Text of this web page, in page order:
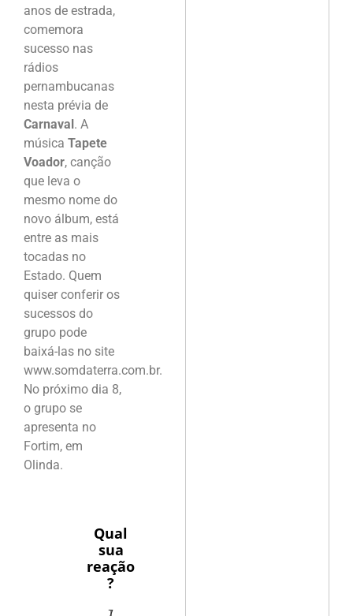
anos de estrada,
comemora
sucesso nas
rádios
pernambucanas
nesta prévia de
Carnaval. A
música Tapete
Voador, canção
que leva o
mesmo nome do
novo álbum, está
entre as mais
tocadas no
Estado. Quem
quiser conferir os
sucessos do
grupo pode
baixá-las no site
www.somdaterra.com.br.
No próximo dia 8,
o grupo se
apresenta no
Fortim, em
Olinda.
Qual
sua
reação
?
1
7